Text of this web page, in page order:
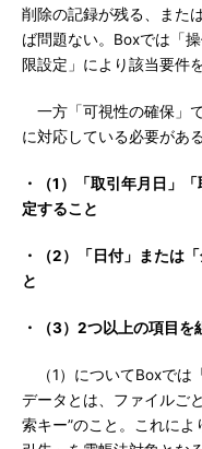
削除の記録が残る、また
ば問題ない。Boxでは「
限設定」により該当要件
一方「可視性の確保」
に対応している必要がある
・（1）「取引年月日」
定すること
・（2）「日付」または
と
・（3）2つ以上の項目
（1）についてBoxでは
データとは、ファイルご
索キー”のこと。これに